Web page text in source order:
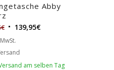
Abby
€ 139,95€
am selben Tag